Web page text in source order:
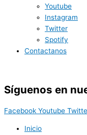
Youtube
Instagram
Twitter
Spotify
Contactanos
Síguenos en
Facebook Youtube
Inicio